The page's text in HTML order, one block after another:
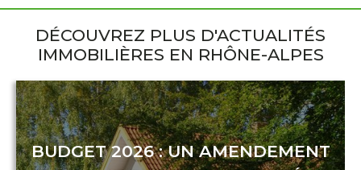
DÉCOUVREZ PLUS D'ACTUALITÉS
IMMOBILIÈRES EN RHÔNE-ALPES
BUDGET 2026 : UN AMENDEMENT